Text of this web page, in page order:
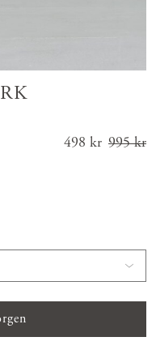
Nuvarande
498 kr 995 kr